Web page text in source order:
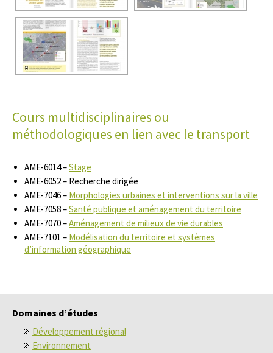
Cours multidisciplinaires ou
méthodologiques en lien avec le transport
AME-6014 –Stage
AME-6052 – Recherche dirigée
AME-7046 – Morphologies urbaines et interventions sur la ville
AME-7058 –Santé publique et aménagement du territoire
AME-7070 –Aménagement de milieux de vie durables
AME-7101 – Modélisation du territoire et systèmes
d’information géographique
Domaines d’études
Développement régional
Environnement